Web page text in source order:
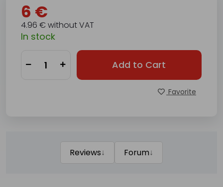
6 €
4.96 € without VAT
In stock
Add to Cart
Favorite
Reviews↓ Forum↓